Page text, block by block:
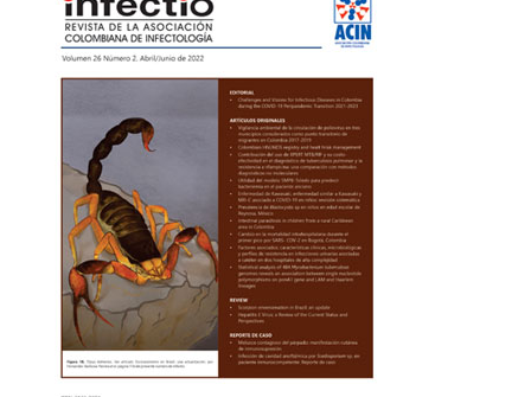
lateral
del